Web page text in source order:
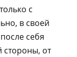
с
в своей
себя
стороны, от